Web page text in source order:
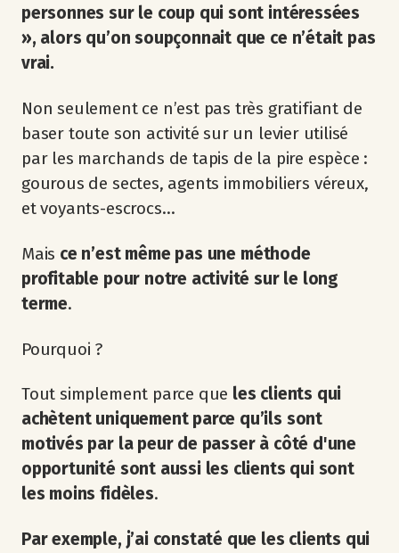
personnes sur le coup qui sont intéressées
», alors qu’on soupçonnait que ce n’était pas
vrai.
Non seulement ce n’est pas très gratifiant de
baser toute son activité sur un levier utilisé
par les marchands de tapis de la pire espèce :
gourous de sectes, agents immobiliers véreux,
et voyants-escrocs…
Mais ce n’est même pas une méthode
profitable pour notre activité sur le long
terme.
Pourquoi ?
Tout simplement parce que les clients qui
achètent uniquement parce qu’ils sont
motivés par la peur de passer à côté d'une
opportunité sont aussi les clients qui sont
les moins fidèles.
Par exemple, j’ai constaté que les clients qui